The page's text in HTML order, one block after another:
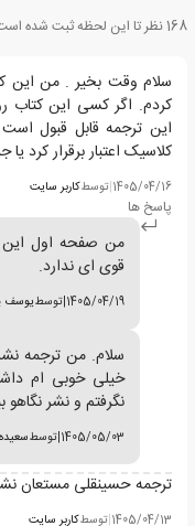
168نظر تا این لحظه ثبت شده
سلام وقت بخیر . من این
کردم. اگر کسی این کتاب
این ترجمه قابل قبول
کلاسیک اعتبار برقرار کرد
1405/04/16
|توسطکاربر سایت
پاسخ ها
من صفحه اول این
قوی ای ندارد.
1405/04/19
|توسطیوسف
سلام. من ترجمه
خیلی خوبی ام
نگرفتم و نشر
1405/05/03
|توسط
ترجمه حسینقلی مستعان
1405/04/13 توسطکاربر سایت